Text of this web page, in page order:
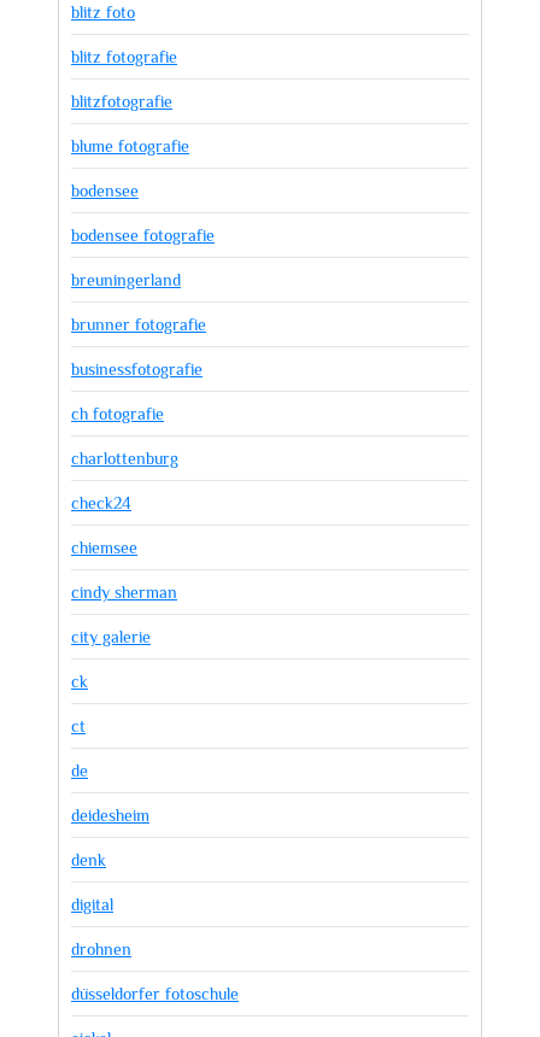
blitz foto
blitz fotografie
blitzfotografie
blume fotografie
bodensee
bodensee fotografie
breuningerland
brunner fotografie
businessfotografie
ch fotografie
charlottenburg
check24
chiemsee
cindy sherman
city galerie
ck
ct
de
deidesheim
denk
digital
drohnen
düsseldorfer fotoschule